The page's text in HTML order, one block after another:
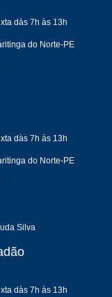
dàs 7h às 13h
do Norte-PE
dàs 7h às 13h
do Norte-PE
Silva
dàs 7h às 13h